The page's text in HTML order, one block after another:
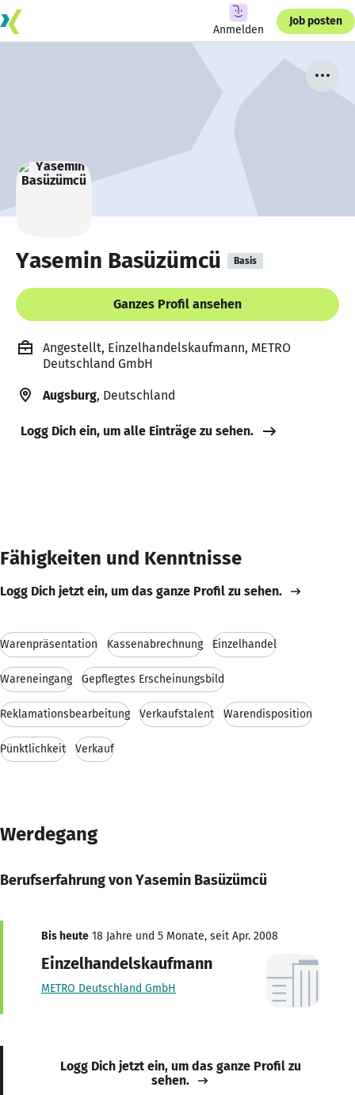
Anmelden
Job posten
Yasemin Basüzümcü Basis
Ganzes Profil ansehen
Angestellt, Einzelhandelskaufmann, METRO
Deutschland GmbH
Augsburg, Deutschland
Logg Dich ein, um alle Einträge zu sehen.
Fähigkeiten und Kenntnisse
Logg Dich jetzt ein, um das ganze Profil zu sehen.
Warenpräsentation Kassenabrechnung Einzelhandel
Wareneingang Gepflegtes Erscheinungsbild
Reklamationsbearbeitung Verkaufstalent Warendisposition
Pünktlichkeit Verkauf
Werdegang
Berufserfahrung von Yasemin Basüzümcü
Bis heute 18 Jahre und 5 Monate, seit Apr. 2008
Einzelhandelskaufmann
METRO Deutschland GmbH
Logg Dich jetzt ein, um das ganze Profil zu
sehen.